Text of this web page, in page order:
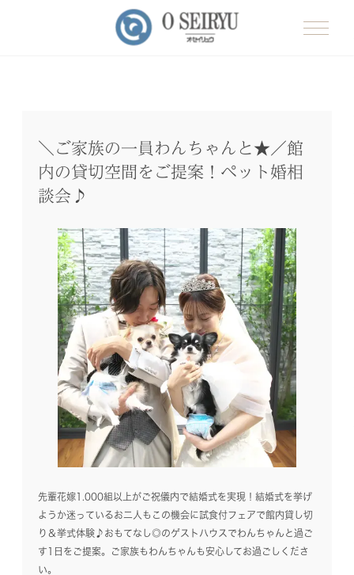
＼ご家族の一員わんちゃんと★／館
内の貸切空間をご提案！ペット婚相
談会♪
先輩花嫁1.000組以上がご祝儀内で結婚式を実現！結婚式を挙げ
ようか迷っているお二人もこの機会に試食付フェアで館内貸し切
り＆挙式体験♪おもてなし◎のゲストハウスでわんちゃんと過ご
す1日をご提案。ご家族もわんちゃんも安心してお過ごしくださ
い。